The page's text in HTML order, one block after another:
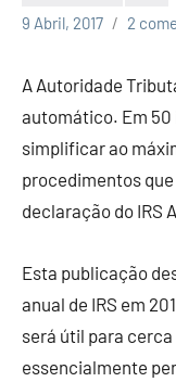
9 Abril, 2017
e
2
A Autoridade
automático. Em
simplificar ao
procedimentos
declaração do IRS
Esta publicação
anual de IRS em
será útil para
essencialmente